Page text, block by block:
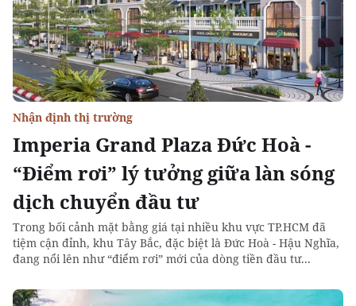
Imperia Grand Plaza Đức Hoà -
“Điểm rơi” lý tưởng giữa làn sóng
dịch chuyển đầu tư
Nhận định thị trường
Trong bối cảnh mặt bằng giá tại nhiều khu vực TP.HCM đã
tiệm cận đỉnh, khu Tây Bắc, đặc biệt là Đức Hoà - Hậu Nghĩa,
đang nổi lên như “điểm rơi” mới của dòng tiền đầu tư...